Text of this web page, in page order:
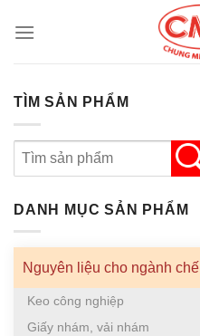
TÌM SẢN PHẨM
DANH MỤC SẢN PHẨM
Nguyên liệu cho ngành
Keo công nghiệp
Giấy nhám, vải nhám